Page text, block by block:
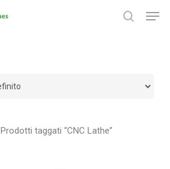
Prodotti taggati “CNC Lathe”